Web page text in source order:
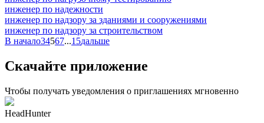
инженер по надежности
инженер по надзору за зданиями и сооружениями
инженер по надзору за строительством
В начало34567...15дальше
Скачайте приложение
Чтобы получать уведомления о приглашениях мгновенно
HeadHunter